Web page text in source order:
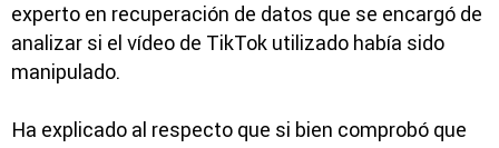
experto en recuperación de datos que se encargó de
analizar si el vídeo de TikTok utilizado había sido
manipulado.
Ha explicado al respecto que si bien comprobó que